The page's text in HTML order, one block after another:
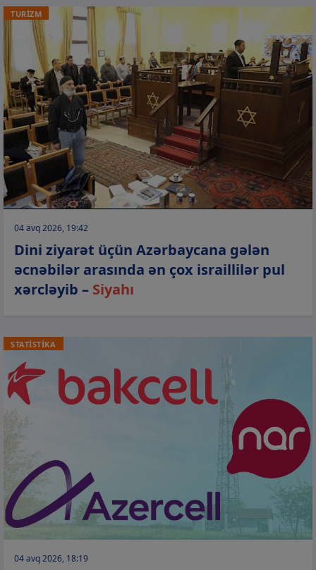
TURİZM
04 avq 2026, 19:42
Dini ziyarət üçün Azərbaycana gələn
əcnəbilər arasında ən çox israillilər pul
xərcləyib – Siyahı
STATİSTİKA
04 avq 2026, 18:19